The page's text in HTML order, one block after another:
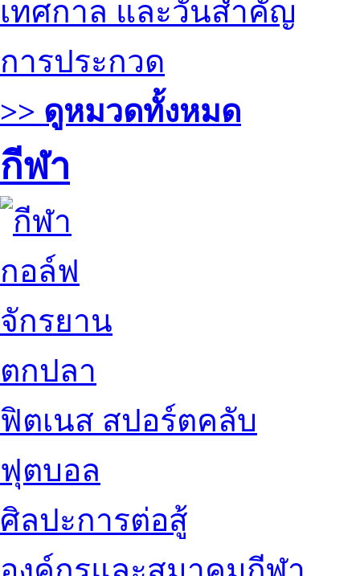
เทศกาล และวันสำคัญ
การประกวด
>> ดูหมวดทั้งหมด
กีฬา
กอล์ฟ
จักรยาน
ตกปลา
ฟิตเนส สปอร์ตคลับ
ฟุตบอล
ศิลปะการต่อสู้